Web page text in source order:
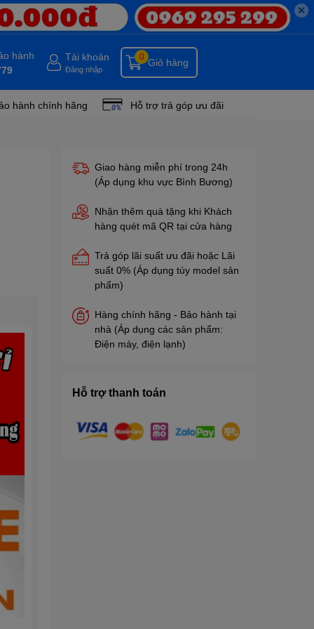
✕
hành
Tài khoản
Đăng nhập
Giỏ hàng
0
hành chính hãng Hỗ trợ trả góp ưu đãi
Giao hàng miễn phí trong 24h
(Áp dụng khu vực Bình Bương)
Nhận thêm quà tặng khi Khách
hàng quét mã QR tại cửa hàng
Trả góp lãi suất ưu đãi hoặc Lãi
suất 0% (Áp dụng tùy model sản
phẩm)
Hàng chính hãng - Bảo hành tại
nhà (Áp dụng các sản phẩm:
Điện máy, điện lạnh)
Hỗ trợ thanh toán